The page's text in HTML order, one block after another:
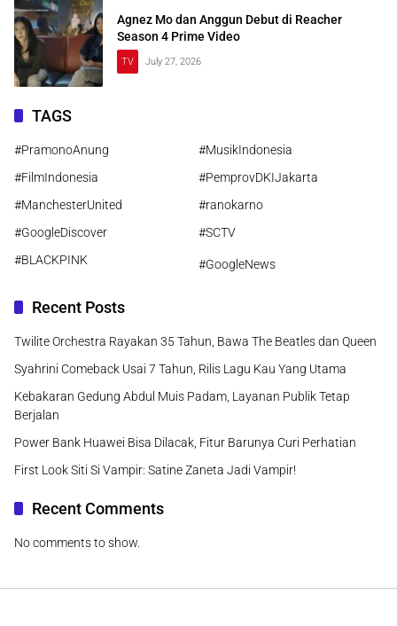
Agnez Mo dan Anggun Debut di Reacher
Season 4 Prime Video
TV July 27, 2026
TAGS
#PramonoAnung
#MusikIndonesia
#FilmIndonesia
#PemprovDKIJakarta
#ManchesterUnited
#ranokarno
#GoogleDiscover
#SCTV
#BLACKPINK
#GoogleNews
Recent Posts
Twilite Orchestra Rayakan 35 Tahun, Bawa The Beatles dan Queen
Syahrini Comeback Usai 7 Tahun, Rilis Lagu Kau Yang Utama
Kebakaran Gedung Abdul Muis Padam, Layanan Publik Tetap
Berjalan
Power Bank Huawei Bisa Dilacak, Fitur Barunya Curi Perhatian
First Look Siti Si Vampir: Satine Zaneta Jadi Vampir!
Recent Comments
No comments to show.